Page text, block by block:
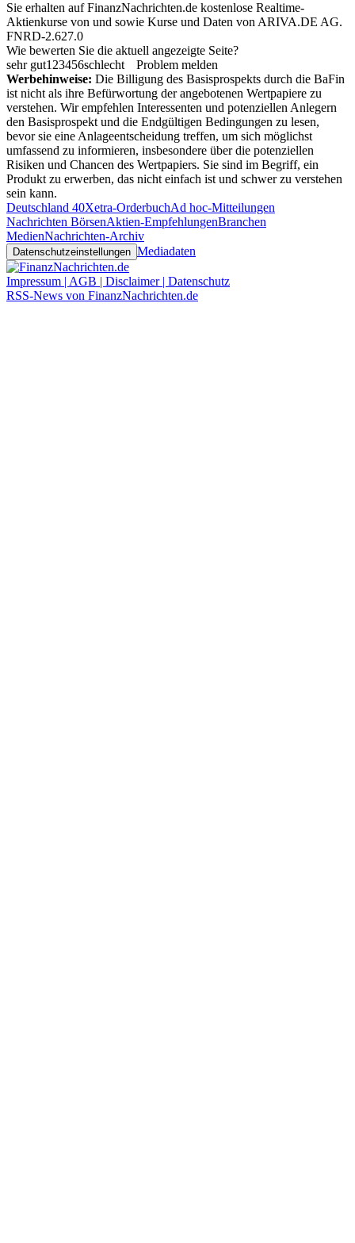
Sie erhalten auf FinanzNachrichten.de kostenlose Realtime-
Aktienkurse von und sowie Kurse und Daten von ARIVA.DE AG.
FNRD-2.627.0
Wie bewerten Sie die aktuell angezeigte Seite?
sehr gut1 23456schlecht
Problem melden
Werbehinweise: Die Billigung des Basisprospekts durch die BaFin
ist nicht als ihre Befürwortung der angebotenen Wertpapiere zu
verstehen. Wir empfehlen Interessenten und potenziellen Anlegern
den Basisprospekt und die Endgültigen Bedingungen zu lesen,
bevor sie eine Anlageentscheidung treffen, um sich möglichst
umfassend zu informieren, insbesondere über die potenziellen
Risiken und Chancen des Wertpapiers. Sie sind im Begriff, ein
Produkt zu erwerben, das nicht einfach ist und schwer zu verstehen
sein kann.
Deutschland 40Xetra-OrderbuchAd hoc-Mitteilungen
Nachrichten BörsenAktien-EmpfehlungenBranchen
MedienNachrichten-Archiv
Datenschutzeinstellungen Mediadaten
Impressum | AGB | Disclaimer | Datenschutz
RSS-News von FinanzNachrichten.de